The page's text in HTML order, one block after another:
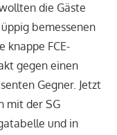
die Gäste
bemessenen
knappe FCE-
gegen einen
Gegner. Jetzt
mit der SG
und in